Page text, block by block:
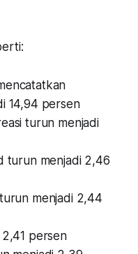
14,94 persen
turun menjadi
turun menjadi 2,46
menjadi 2,44
persen